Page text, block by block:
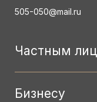
505-050@mail.ru
Частным
Бизнесу